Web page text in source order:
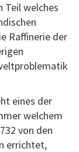
Teil welches
Raffinerie der
eines der
welchem
von den
errichtet,